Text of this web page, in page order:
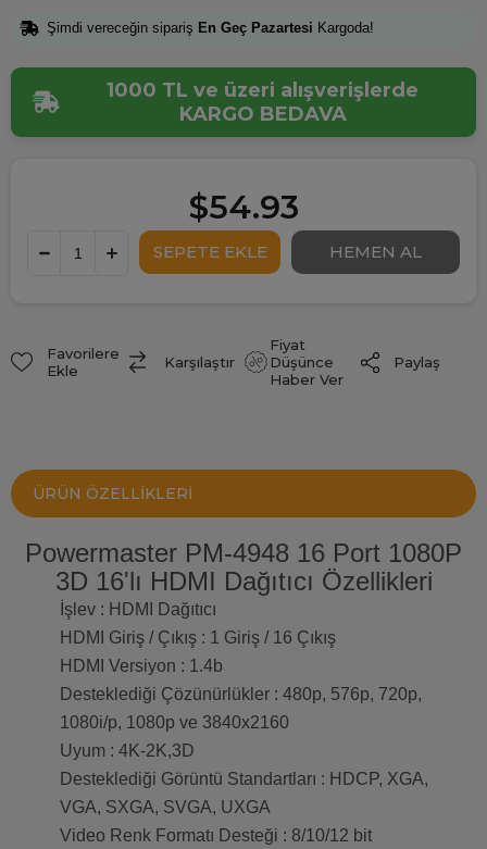
Şimdi vereceğin sipariş En Geç Pazartesi Kargoda!
1000 TL ve üzeri alışverişlerde
KARGO BEDAVA
$54.93
Favorilere
Ekle
Karşılaştır
Fiyat
Düşünce
Haber Ver
Paylaş
ÜRÜN ÖZELLIKLERI
Powermaster PM-4948 16 Port 1080P
3D 16'lı HDMI Dağıtıcı Özellikleri
İşlev : HDMI Dağıtıcı
HDMI Giriş / Çıkış : 1 Giriş / 16 Çıkış
HDMI Versiyon : 1.4b
Desteklediği Çözünürlükler : 480p, 576p, 720p,
1080i/p, 1080p ve 3840x2160
Uyum : 4K-2K,3D
Desteklediği Görüntü Standartları : HDCP, XGA,
VGA, SXGA, SVGA, UXGA
Video Renk Formatı Desteği : 8/10/12 bit